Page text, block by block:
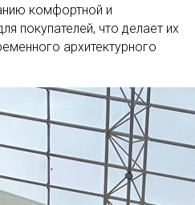
комфортной и
покупателей, что делает их
архитектурного